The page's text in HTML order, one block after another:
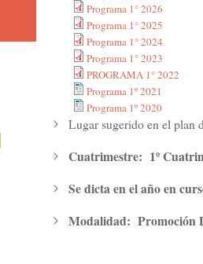
Programa 1° 2026
Programa 1° 2025
Programa 1° 2024
Programa 1° 2023
PROGRAMA 1° 2022
Programa 1º 2021
Programa 1º 2020
Lugar sugerido en el plan
Cuatrimestre: 1º
Se dicta en el año en
Modalidad: Promoción